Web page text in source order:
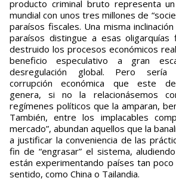
producto criminal bruto representa
mundial con unos tres millones de
paraísos fiscales. Una misma
paraísos distingue a esas oligarquías
destruido los procesos económicos
beneficio especulativo a gran
desregulación global. Pero sería
corrupción económica que este
genera, si no la relacionásemos
regímenes políticos que la amparan,
También, entre los implacables
mercado”, abundan aquellos que la
a justificar la conveniencia de las
fin de “engrasar” el sistema,
están experimentando países tan
sentido, como China o Tailandia.